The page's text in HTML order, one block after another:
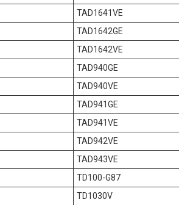
TAD1641VE
TAD1642GE
TAD1642VE
TAD940GE
TAD940VE
TAD941GE
TAD941VE
TAD942VE
TAD943VE
TD100-G87
TD1030V